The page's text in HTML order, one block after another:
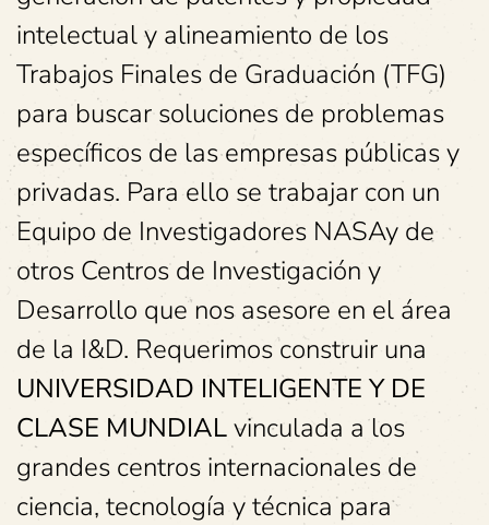
intelectual y alineamiento de los
Trabajos Finales de Graduación (TFG)
para buscar soluciones de problemas
específicos de las empresas públicas y
privadas. Para ello se trabajar con un
Equipo de Investigadores NASAy de
otros Centros de Investigación y
Desarrollo que nos asesore en el área
de la I&D. Requerimos construir una
UNIVERSIDAD INTELIGENTE Y DE
CLASE MUNDIALvinculada a los
grandes centros internacionales de
ciencia, tecnología y técnica para